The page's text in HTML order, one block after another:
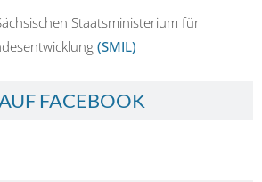
Staatsministerium für
(SMIL)
FACEBOOK